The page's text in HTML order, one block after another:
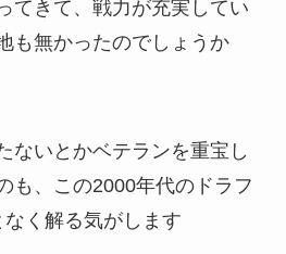
てきて、戦力が充実してい
も無かったのでしょうか
ないとかベテランを重宝し
も、この2000年代のドラフ
なく解る気がします